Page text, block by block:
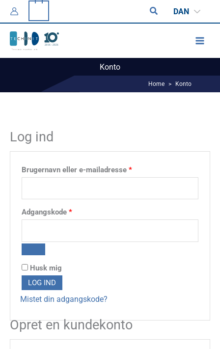
indholdet
Søg DAN
Konto
Home > Konto
Log ind
Brugernavn eller e-mailadresse *Påkrævet
Adgangskode *Påkrævet
Husk mig
LOG IND
Mistet din adgangskode?
Opret en kundekonto